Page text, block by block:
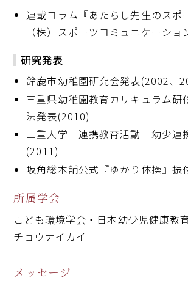
連載コラム『あたらし先生のスポ
（株）スポーツコミュニケーシ
研究発表
鈴鹿市幼稚園研究会発表(2002、
三重県幼稚園教育カリキュラム
法発表(2010)
三重大学 連携教育活動 幼少連
(2011)
坂角総本舗公式『ゆかり体操』振
所属学会
こども環境学会・日本幼少児健康教
チョウナイカイ
メッセージ